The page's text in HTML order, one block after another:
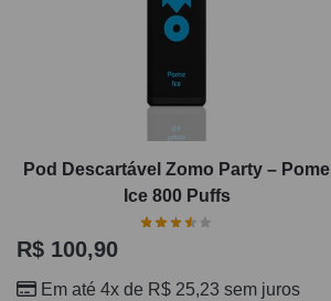
Pod Descartável Zomo Party – Pome
Ice 800 Puffs
R$ 100,90
Em até 4x de R$ 25,23 sem juros